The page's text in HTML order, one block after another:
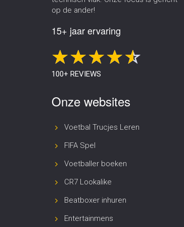
Onze invulling
Vanuit Freestyler Josh mochten wij
en voetbal tricks en konden onder
op de ander!
15+ jaar ervaring
100+ REVIEWS
Onze websites
Voetbal Trucjes Leren
FIFA Spel
Voetballer boeken
CR7 Lookalike
Beatboxer inhuren
Entertainmens